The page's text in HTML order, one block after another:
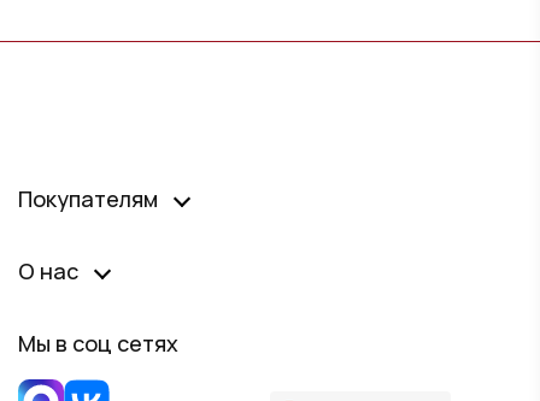
Покупателям
О нас
Мы в соц сетях